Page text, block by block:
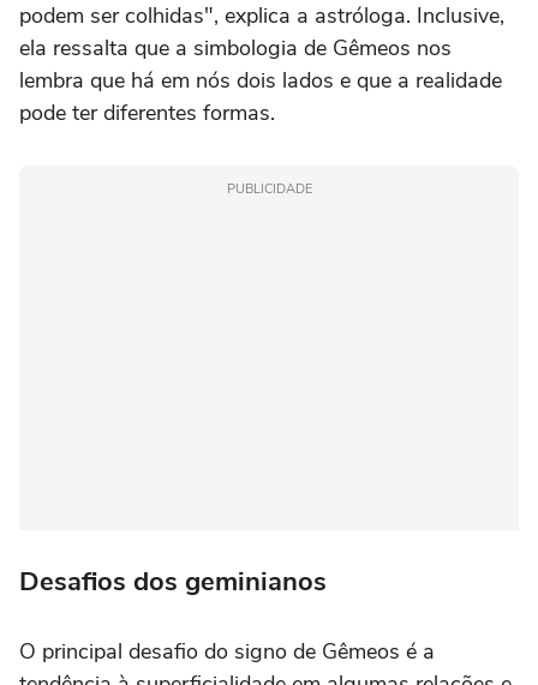
podem ser colhidas", explica a astróloga. Inclusive,
ela ressalta que a simbologia de Gêmeos nos
lembra que há em nós dois lados e que a realidade
pode ter diferentes formas.
PUBLICIDADE
Desafios dos geminianos
O principal desafio do signo de Gêmeos é a